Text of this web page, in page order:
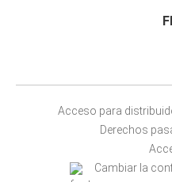
Acceso para
Derechos
Cambiar la